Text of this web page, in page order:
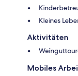
Kleines
Aktivitäten
Mobiles